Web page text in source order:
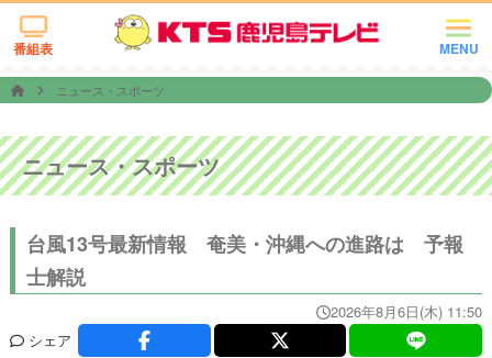
MENU
番組表
ニュース・スポーツ
ニュース・スポーツ
台風13号最新情報 奄美・沖縄への進路は 予報
士解説
2026年8月6日(木) 11:50
シェア